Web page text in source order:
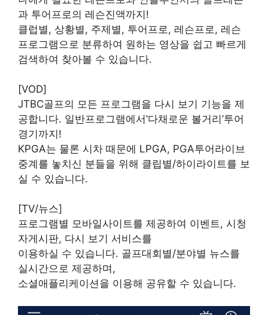
과 투어프로의 레슨진액까지!
클럽별, 상황별, 주제별, 투어프로, 레슨프로, 레슨
프로그램으로 분류하여 원하는 영상을 쉽고 빠르게
검색하여 찾아볼 수 있습니다.
[VOD]
JTBC골프의 모든 프로그램을 다시 보기 기능을 제
공합니다. 일반프로그램에서’다채로운 볼거리’투어
경기까지!
KPGA는 물론 시차 때문에 LPGA, PGA투어라이브
중계를 놓치신 분들을 위해 클립별/하이라이트를 보
실 수 있습니다.
[TV/뉴스]
프로그램별 모바일사이트를 제공하여 이벤트, 시청
자게시판, 다시 보기 서비스를
이용하실 수 있습니다. 골프대회별/분야별 뉴스를
실시간으로 제공하며,
소셜애플리케이션을 이용해 공유할 수 있습니다.